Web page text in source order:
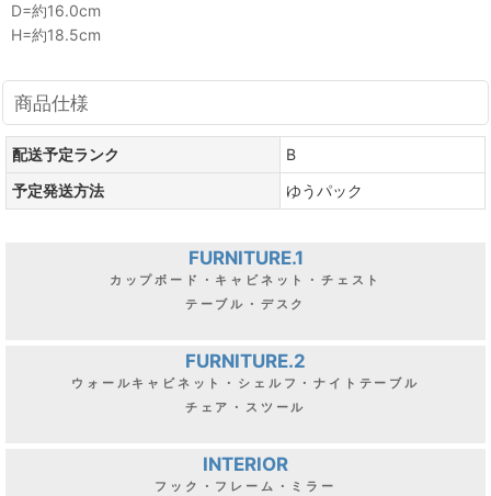
D=約16.0cm
H=約18.5cm
商品仕様
配送予定ランク
B
予定発送方法
ゆうパック
FURNITURE.1
カップボード・キャビネット・チェスト
テーブル・デスク
FURNITURE.2
ウォールキャビネット・シェルフ・ナイトテーブル
チェア・スツール
INTERIOR
フック・フレーム・ミラー